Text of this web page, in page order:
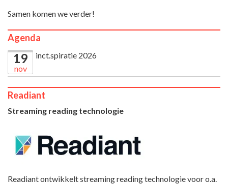
Samen komen we verder!
Agenda
19
nov
inct.spiratie 2026
Readiant
Streaming reading technologie
Readiant ontwikkelt streaming reading technologie voor o.a.